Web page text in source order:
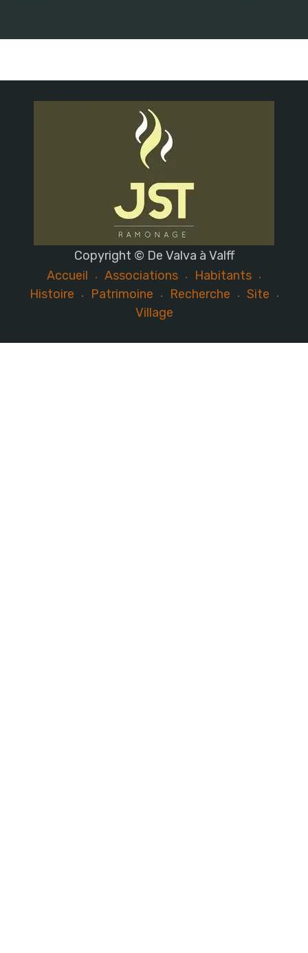
Copyright © De Valva à Valff
Accueil
Associations
Habitants
Histoire
Patrimoine Recherche
Site
Village